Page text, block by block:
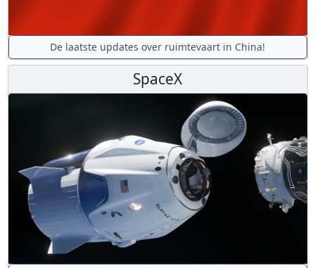
De laatste updates over ruimtevaart in China!
SpaceX